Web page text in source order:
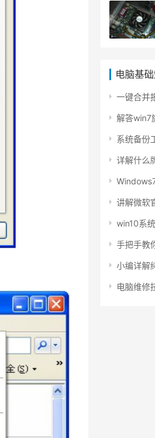
电脑基
一键合并
解答win7
系统备份
详解什么
讲解微软
win10系
手把手教
小编详解
电脑维修